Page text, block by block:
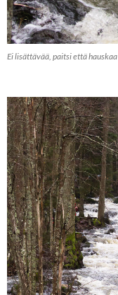
Ei lisättävää, paitsi että